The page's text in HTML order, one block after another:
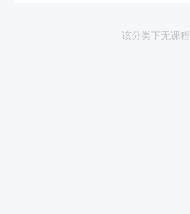
该分类下无课程